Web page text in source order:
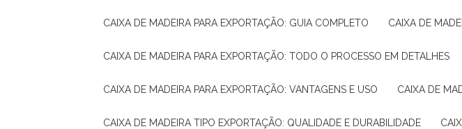
CAIXA DE MADEIRA PARA EXPORTAÇÃO: GUIA COMPLETO CAIXA DE
CAIXA DE MADEIRA PARA EXPORTAÇÃO: TODO O PROCESSO EM DETALHES
CAIXA DE MADEIRA PARA EXPORTAÇÃO: VANTAGENS E USO CAIXA DE
CAIXA DE MADEIRA TIPO EXPORTAÇÃO: QUALIDADE E DURABILIDADE